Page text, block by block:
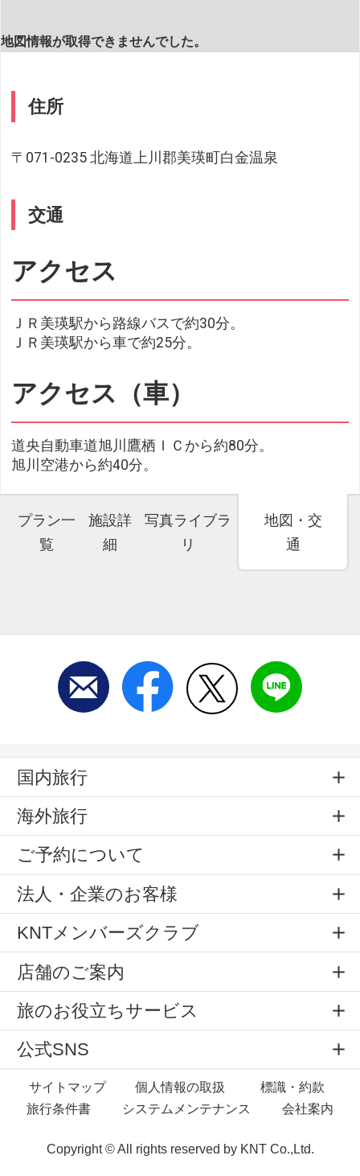
地図情報が取得できませんでした。
住所
〒071-0235 北海道上川郡美瑛町白金温泉
交通
アクセス
ＪＲ美瑛駅から路線バスで約30分。
ＪＲ美瑛駅から車で約25分。
アクセス（車）
道央自動車道旭川鷹栖ＩＣから約80分。
旭川空港から約40分。
プラン一
覧
施設詳
細
写真ライブラ
リ
地図・交
通
国内旅行
海外旅行
ご予約について
法人・企業のお客様
KNTメンバーズクラブ
店舗のご案内
旅のお役立ちサービス
公式SNS
サイトマップ 個人情報の取扱
標識・約款
旅行条件書
システムメンテナンス 会社案内
Copyright © All rights reserved by KNT Co.,Ltd.